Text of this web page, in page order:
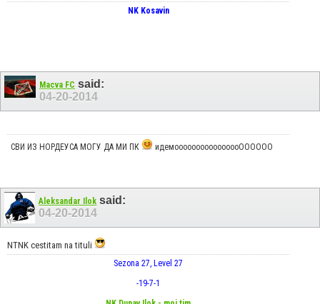
NK Kosavin
Macva FC said:
04-20-2014
СВИ ИЗ НОРДЕУСА МОГУ ДА МИ ПК идемоооооооооооооооОООООО
Aleksandar Ilok said:
04-20-2014
NTNK cestitam na tituli
Sezona 27, Level 27
-19-7-1